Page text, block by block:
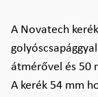
A Novatech
átmérővel és 50
A kerék 54 mm